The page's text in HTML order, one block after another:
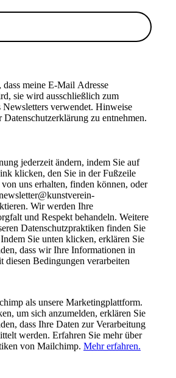
dass meine E-Mail Adresse
sie wird ausschließlich zum
Newsletters verwendet. Hinweise
Datenschutzerklärung zu entnehmen.
jederzeit ändern, indem Sie auf
klicken, den Sie in der Fußzeile
uns erhalten, finden können, oder
Wir werden Ihre
und Respekt behandeln. Weitere
Datenschutzpraktiken finden Sie
Sie unten klicken, erklären Sie
dass wir Ihre Informationen in
diesen Bedingungen verarbeiten
als unsere Marketingplattform.
um sich anzumelden, erklären Sie
dass Ihre Daten zur Verarbeitung
werden. Erfahren Sie mehr über
von Mailchimp. Mehr erfahren.